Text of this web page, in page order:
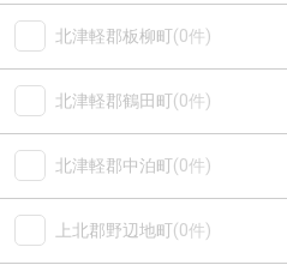
北津軽郡板柳町(0件)
北津軽郡鶴田町(0件)
北津軽郡中泊町(0件)
上北郡野辺地町(0件)